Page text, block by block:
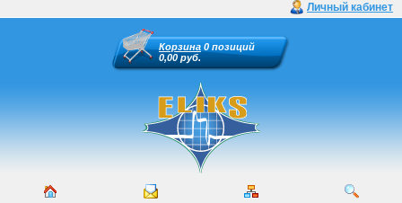
Личный кабинет
Корзина 0 позиций
0,00 руб.